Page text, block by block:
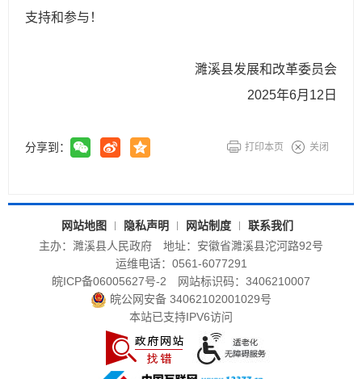
支持和参与！
濉溪县发展和改革委员会
2025年6月12日
分享到： 打印本页 关闭
网站地图 隐私声明 网站制度
联系我们
主办：濉溪县人民政府
地址：安徽省濉溪县沱河路92号
运维电话：0561-6077291
皖ICP备06005627号-2
网站标识码：3406210007
皖公网安备 34062102001029号
本站已支持IPV6访问